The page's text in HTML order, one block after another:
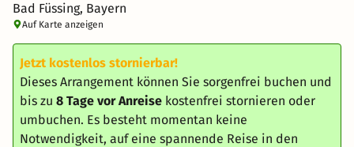
Bad Füssing, Bayern
Auf Karte anzeigen
Jetzt kostenlos stornierbar!
Dieses Arrangement können Sie sorgenfrei buchen und
bis zu 8 Tage vor Anreise kostenfrei stornieren oder
umbuchen. Es besteht momentan keine
Notwendigkeit, auf eine spannende Reise in den